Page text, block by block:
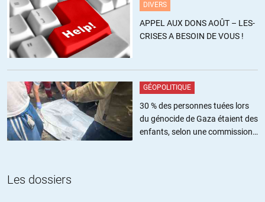
DIVERS
APPEL AUX DONS AOÛT – LES-
CRISES A BESOIN DE VOUS !
GÉOPOLITIQUE
30 % des personnes tuées lors
du génocide de Gaza étaient des
enfants, selon une commission
Les dossiers